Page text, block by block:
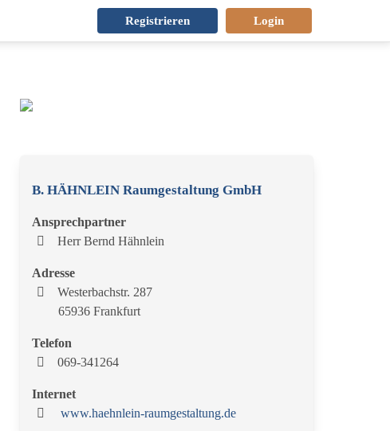
Registrieren Login
B. HÄHNLEIN Raumgestaltung GmbH
Ansprechpartner
Herr Bernd Hähnlein
Adresse
Westerbachstr. 287
65936 Frankfurt
Telefon
069-341264
Internet
www.haehnlein-raumgestaltung.de